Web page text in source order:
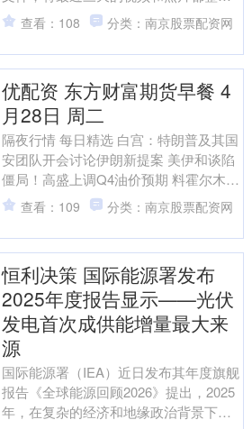
到同一个文件夹，给文件夹取名‘2026
年....
查看：108 分类：南京股票配资网
优配资 东方财富期货早餐 4
月28日 周二
隔夜行情 每日精选 白宫：特朗普及其国
安团队开会讨论伊朗新提案 美伊和谈陷
僵局！高盛上调Q4油价预期 料霍尔木兹
6月底复航 穆迪维持中国主权信用评
级“A1” 并....
查看：109 分类：南京股票配资网
恒利决策 国际能源署发布
2025年度报告显示——光伏
发电首次成供能增量最大来
源
国际能源署（IEA）近日发布其年度旗舰
报告《全球能源回顾2026》提出，2025
年，在复杂的经济和地缘政治背景下，